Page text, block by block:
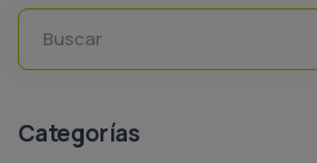
Buscar
Categorías